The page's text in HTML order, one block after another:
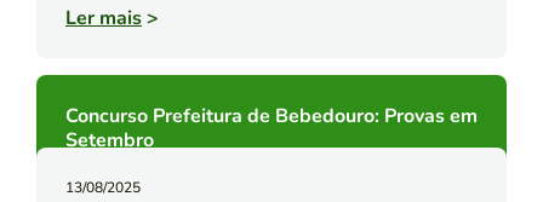
Ler mais>
Concurso Prefeitura de Bebedouro: Provas em
Setembro
13/08/2025